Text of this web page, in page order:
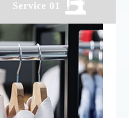
Service 01